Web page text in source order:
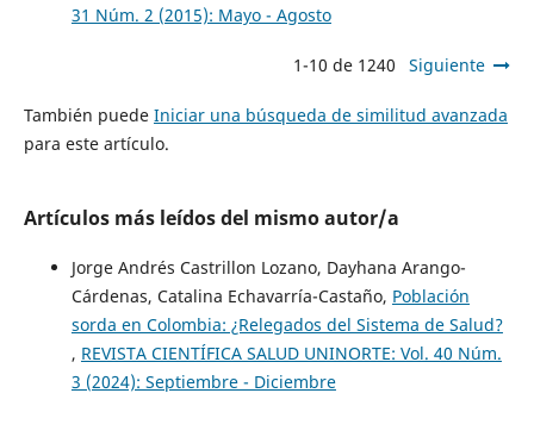
31 Núm. 2 (2015): Mayo - Agosto
1-10 de 1240 Siguiente
También puede Iniciar una búsqueda de similitud avanzada
para este artículo.
Artículos más leídos del mismo autor/a
Jorge Andrés Castrillon Lozano, Dayhana Arango-
Cárdenas, Catalina Echavarría-Castaño, Población
sorda en Colombia: ¿Relegados del Sistema de Salud?
, REVISTA CIENTÍFICA SALUD UNINORTE: Vol. 40 Núm.
3 (2024): Septiembre - Diciembre